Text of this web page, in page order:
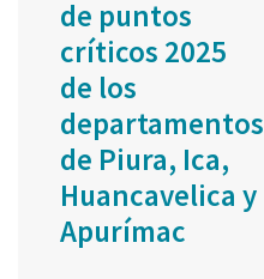
de puntos
críticos 2025
de los
departamentos
de Piura, Ica,
Huancavelica y
Apurímac